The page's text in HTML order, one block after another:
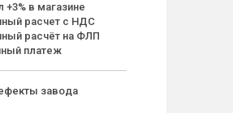
+3% в магазине
расчет с НДС
расчёт на ФЛП
платеж
завода